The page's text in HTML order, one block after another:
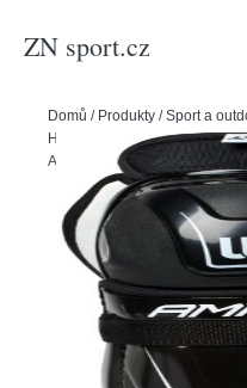
ZN sport.cz
Domů / Produkty /Sport a
Hokejový hráč/Chrániče na
AMP700 JR, Junior, 11"